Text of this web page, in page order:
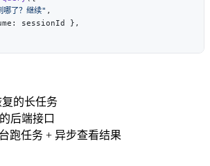
哪了？继续"
的长任务
后端接口
跑任务 + 异步查看结果